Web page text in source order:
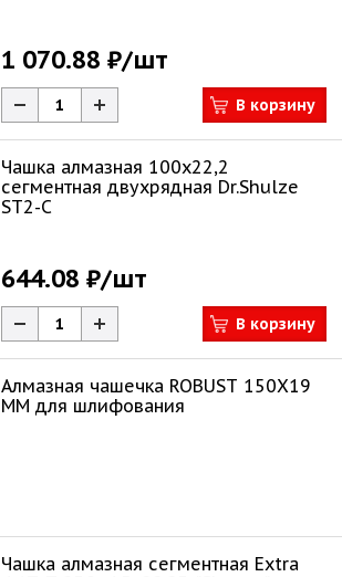
1 070.88 ₽/шт
В корзину
Чашка алмазная 100х22,2
сегментная двухрядная Dr.Shulze
ST2-C
644.08 ₽/шт
В корзину
Алмазная чашечка ROBUST 150X19
ММ для шлифования
Чашка алмазная сегментная Extra